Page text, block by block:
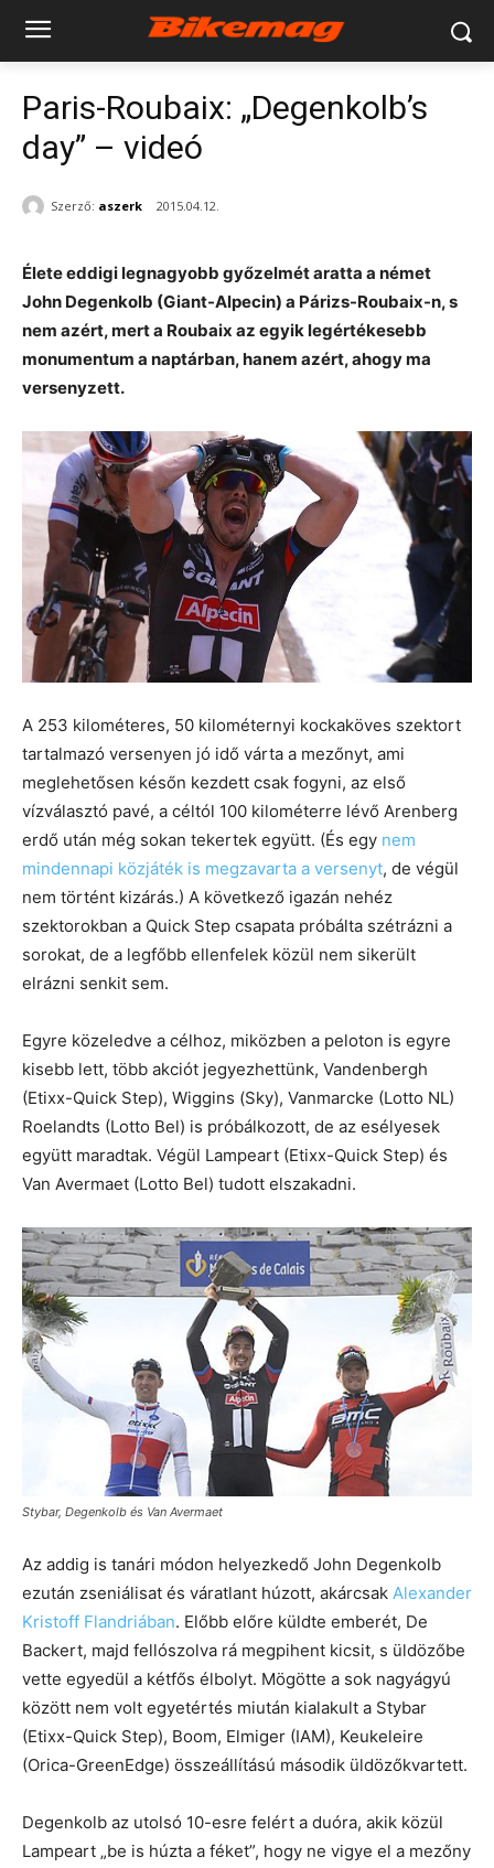
Paris-Roubaix: „Degenkolb’s
day” – videó
Szerző: aszerk 2015.04.12.
Élete eddigi legnagyobb győzelmét aratta a német
John Degenkolb (Giant-Alpecin) a Párizs-Roubaix-n, s
nem azért, mert a Roubaix az egyik legértékesebb
monumentum a naptárban, hanem azért, ahogy ma
versenyzett.
A 253 kilométeres, 50 kilométernyi kockaköves szektort
tartalmazó versenyen jó idő várta a mezőnyt, ami
meglehetősen későn kezdett csak fogyni, az első
vízválasztó pavé, a céltól 100 kilométerre lévő Arenberg
erdő után még sokan tekertek együtt. (És egy nem
mindennapi közjáték is megzavarta a versenyt, de végül
nem történt kizárás.) A következő igazán nehéz
szektorokban a Quick Step csapata próbálta szétrázni a
sorokat, de a legfőbb ellenfelek közül nem sikerült
elrázni senkit sem.
Egyre közeledve a célhoz, miközben a peloton is egyre
kisebb lett, több akciót jegyezhettünk, Vandenbergh
(Etixx-Quick Step), Wiggins (Sky), Vanmarcke (Lotto NL)
Roelandts (Lotto Bel) is próbálkozott, de az esélyesek
együtt maradtak. Végül Lampeart (Etixx-Quick Step) és
Van Avermaet (Lotto Bel) tudott elszakadni.
Stybar, Degenkolb és Van Avermaet
Az addig is tanári módon helyezkedő John Degenkolb
ezután zseniálisat és váratlant húzott, akárcsak Alexander
Kristoff Flandriában. Előbb előre küldte emberét, De
Backert, majd fellószolva rá megpihent kicsit, s üldözőbe
vette egyedül a kétfős élbolyt. Mögötte a sok nagyágyú
között nem volt egyetértés miután kialakult a Stybar
(Etixx-Quick Step), Boom, Elmiger (IAM), Keukeleire
(Orica-GreenEdge) összeállítású második üldözőkvartett.
Degenkolb az utolsó 10-esre felért a duóra, akik közül
Lampeart „be is húzta a féket”, hogy ne vigye el a mezőny